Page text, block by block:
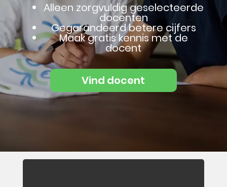
Alleen zorgvuldig geselecteerde
docenten
Gegarandeerd betere cijfers
Maak gratis kennis met de
docent
Vind docent